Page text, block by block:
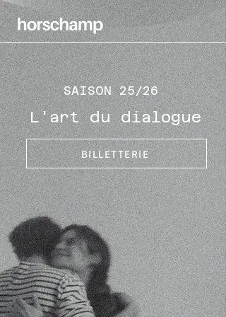
SAISON 25/26
L'art du dialogue
BILLETTERIE